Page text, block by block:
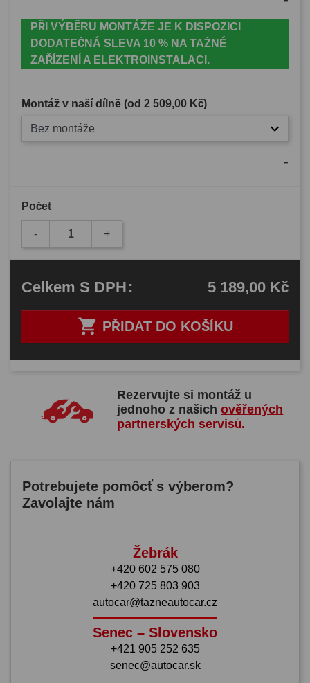
PŘI VÝBĚRU MONTÁŽE JE K DISPOZICI
DODATEČNÁ SLEVA 10 % NA TAŽNÉ
ZAŘÍZENÍ A ELEKTROINSTALACI.
Montáž v naší dílně (od 2 509,00 Kč)
Bez montáže
-
Počet
- +
 PŘIDAT DO KOŠÍKU
Celkem S DPH: 5 189,00 Kč
Rezervujte si montáž u
jednoho z našichověřených
partnerských servisů.
Potrebujete pomôcť s výberom?
Zavolajte nám
Žebrák
+420 602 575 080
+420 725 803 903
autocar@tazneautocar.cz
Senec – Slovensko
+421 905 252 635
senec@autocar.sk